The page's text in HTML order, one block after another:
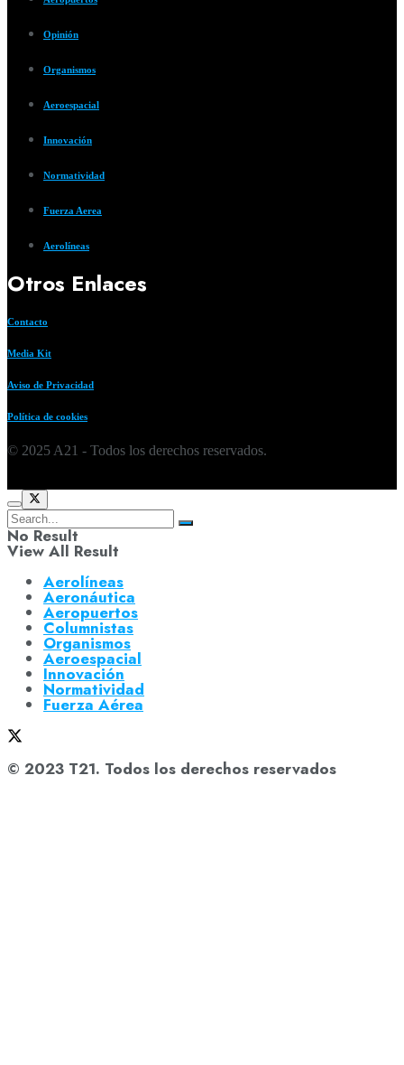
Opinión
Organismos
Aeroespacial
Innovación
Normatividad
Fuerza Aerea
Aerolíneas
Otros Enlaces
Contacto
Media Kit
Aviso de Privacidad
Política de cookies
© 2025 A21 - Todos los derechos reservados.
No Result
View All Result
Aerolíneas
Aeronáutica
Aeropuertos
Columnistas
Organismos
Aeroespacial
Innovación
Normatividad
Fuerza Aérea
© 2023 T21. Todos los derechos reservados